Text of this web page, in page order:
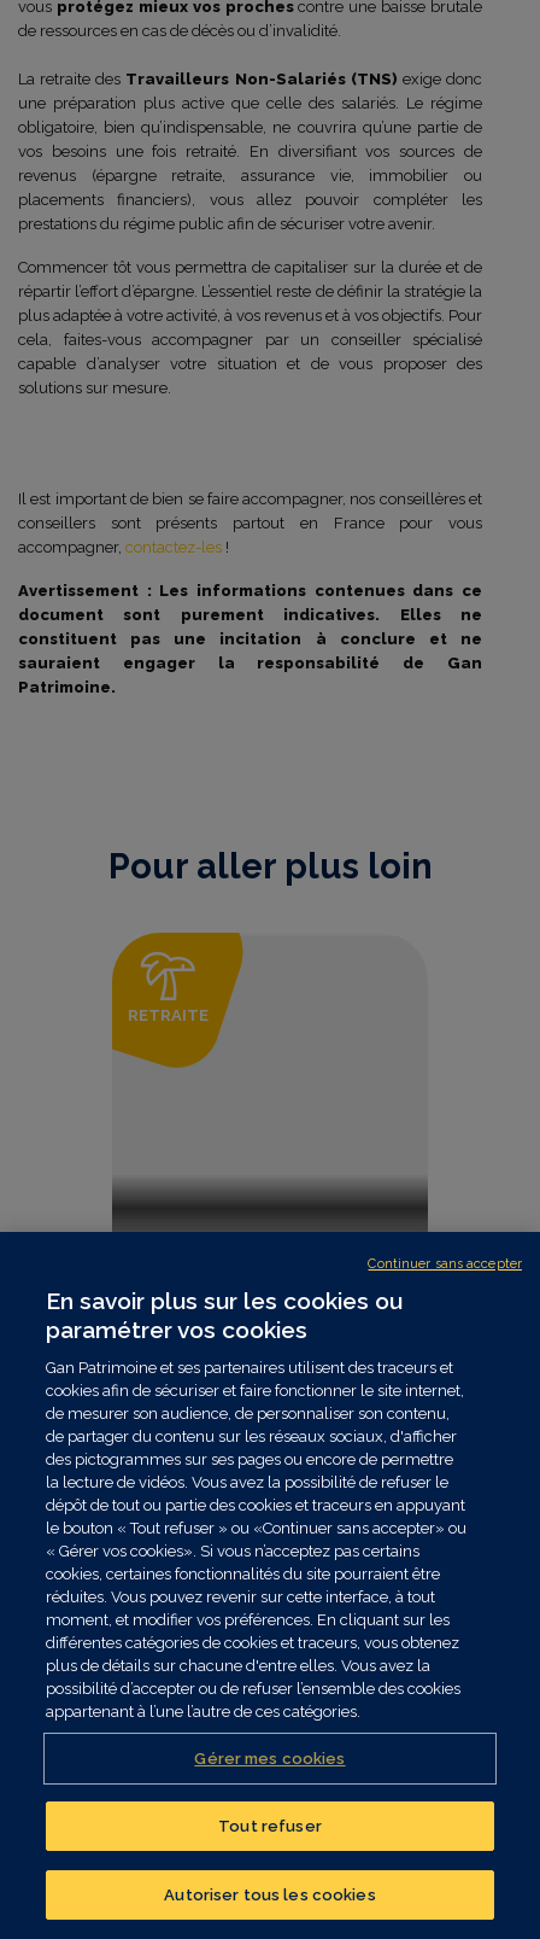
Réalisez un bilan
patrimonial
CONTACTER UN CONSEILLER
vous protégez mieux vos prochescontre une baisse brutale
de ressources en cas de décès ou d’invalidité.
La retraite des Travailleurs Non-Salariés (TNS) exige donc
une préparation plus active que celle des salariés. Le régime
obligatoire, bien qu’indispensable, ne couvrira qu’une partie de
vos besoins une fois retraité. En diversifiant vos sources de
revenus (épargne retraite, assurance vie, immobilier ou
placements financiers), vous allez pouvoir compléter les
prestations du régime public afin de sécuriser votre avenir.
Commencer tôt vous permettra de capitaliser sur la durée et de
répartir l’effort d’épargne. L’essentiel reste de définir la stratégie la
plus adaptée à votre activité, à vos revenus et à vos objectifs. Pour
cela, faites-vous accompagner par un conseiller spécialisé
capable d’analyser votre situation et de vous proposer des
solutions sur mesure.
Il est important de bien se faire accompagner, nos conseillères et
conseillers sont présents partout en France pour vous
accompagner, contactez-les !
Avertissement : Les informations contenues dans ce
document sont purement indicatives. Elles ne
constituent pas une incitation à conclure et ne
sauraient engager la responsabilité de Gan
Patrimoine.
Pour aller plus loin
RETRAITE
En savoir plus sur les cookies ou
paramétrer vos cookies
Gan Patrimoine et ses partenaires utilisent des traceurs et
cookies afin de sécuriser et faire fonctionner le site internet,
de mesurer son audience, de personnaliser son contenu,
de partager du contenu sur les réseaux sociaux, d'afficher
des pictogrammes sur ses pages ou encore de permettre
la lecture de vidéos. Vous avez la possibilité de refuser le
dépôt de tout ou partie des cookies et traceurs en appuyant
le bouton « Tout refuser » ou «Continuer sans accepter» ou
« Gérer vos cookies». Si vous n’acceptez pas certains
cookies, certaines fonctionnalités du site pourraient être
réduites. Vous pouvez revenir sur cette interface, à tout
moment, et modifier vos préférences. En cliquant sur les
différentes catégories de cookies et traceurs, vous obtenez
plus de détails sur chacune d'entre elles. Vous avez la
possibilité d’accepter ou de refuser l’ensemble des cookies
appartenant à l’une l’autre de ces catégories.
Gérer mes cookies
Tout refuser
Autoriser tous les cookies
Continuer sans accepter